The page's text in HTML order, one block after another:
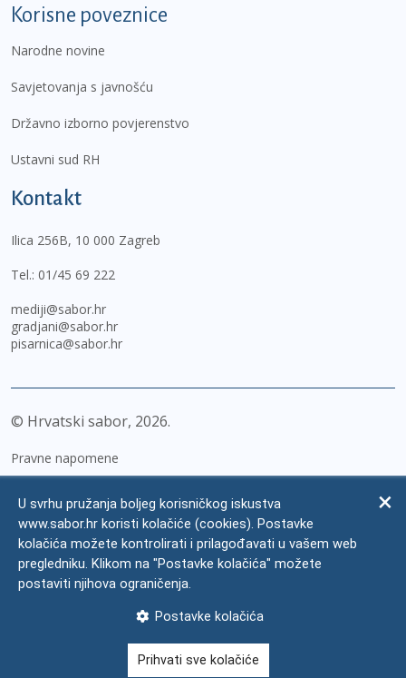
Korisne poveznice
Narodne novine
Savjetovanja s javnošću
Državno izborno povjerenstvo
Ustavni sud RH
Kontakt
Ilica 256B, 10 000 Zagreb
Tel.: 01/45 69 222
mediji@sabor.hr
gradjani@sabor.hr
pisarnica@sabor.hr
© Hrvatski sabor, 2026
Pravne napomene
Zaštita osobnih podataka
Impressum
Česta pitanja
U svrhu pružanja boljeg korisničkog iskustva
www.sabor.hr koristi kolačiće (cookies). Postavke
kolačića možete kontrolirati i prilagođavati u vašem web
pregledniku. Klikom na "Postavke kolačića" možete
postaviti njihova ograničenja.
Postavke kolačića
Prihvati sve kolačiće